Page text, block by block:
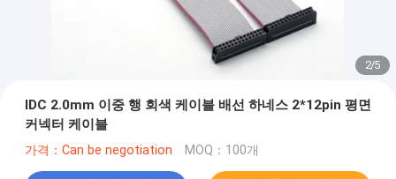
2/5
IDC 2.0mm 이중 행 회색 케이블 배선 하네스 2*12pin 평면
커넥터 케이블
가격：Can be negotiation MOQ：100개